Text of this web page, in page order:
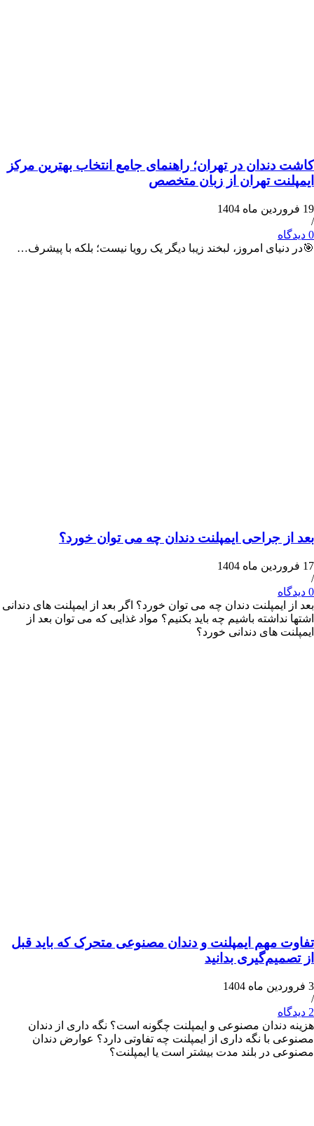
در تهران؛ راهنمای جامع انتخاب بهترین مرکز
تهران از زبان متخصص
امروز، لبخند زیبا دیگر یک رویا نیست؛ بلکه با پیشرف…
جراحی ایمپلنت دندان چه می توان خورد؟
دندان چه می توان خورد؟ اگر بعد از ایمپلنت های دندانی
باشیم چه باید بکنیم؟ مواد غذایی که می توان بعد از
های دندانی خورد؟
مهم ایمپلنت و دندان مصنوعی متحرک که باید قبل
بدانید
مصنوعی و ایمپلنت چگونه است؟ نگه داری از دندان
نگه داری از ایمپلنت چه تفاوتی دارد؟ عوارض دندان
در بلند مدت بیشتر است یا ایمپلنت؟